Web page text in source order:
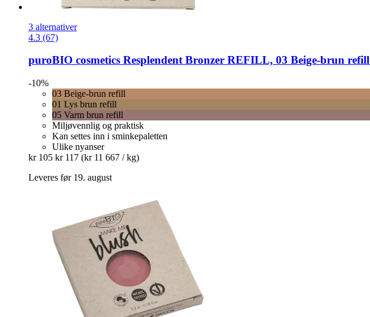
3 alternativer
4.3 (67)
puroBIO cosmetics Resplendent Bronzer REFILL, 03 Beige-​brun
-10%
03 Beige-brun refill
01 Lys brun refill
05 Varm brun refill
Miljøvennlig og praktisk
Kan settes inn i sminkepaletten
Ulike nyanser
kr 105 kr 117 (kr 11 667 / kg)
Leveres før 19. august